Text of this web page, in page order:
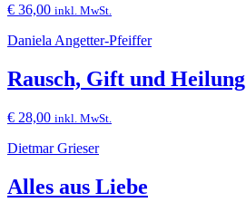
€ 36,00 inkl. MwSt.
Daniela Angetter-Pfeiffer
Rausch, Gift und Heilung
€ 28,00 inkl. MwSt.
Dietmar Grieser
Alles aus Liebe